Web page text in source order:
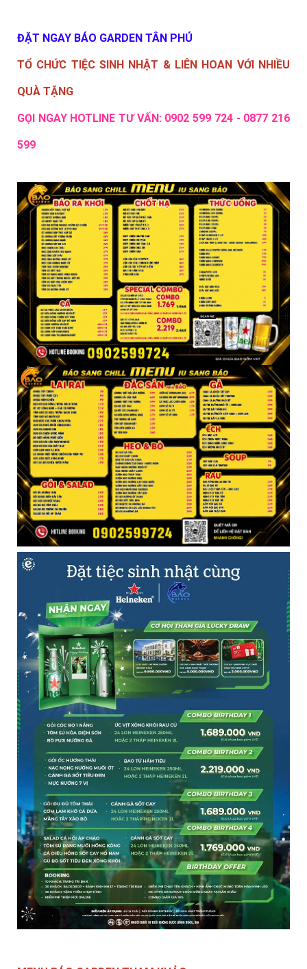
ĐẶT NGAY BÁO GARDEN TÂN PHÚ
TỔ CHỨC TIỆC SINH NHẬT & LIÊN HOAN VỚI NHIỀU
QUÀ TẶNG
GỌI NGAY HOTLINE TƯ VẤN: 0902 599 724 - 0877 216
599